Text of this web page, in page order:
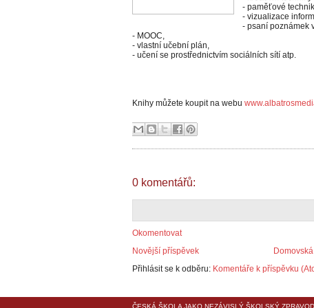
- paměťové
- vizualizace
- psaní poznámek
- MOOC,
- vlastní učební plán,
- učení se prostřednictvím sociálních sítí atp.
Knihy můžete koupit na webu
0 komentářů:
Okomentovat
Novější příspěvek
Přihlásit se k odběru: Komentáře k příspěvku
ČESKÁ ŠKOLA JAKO NEZÁVISLÝ ŠKOLSKÝ